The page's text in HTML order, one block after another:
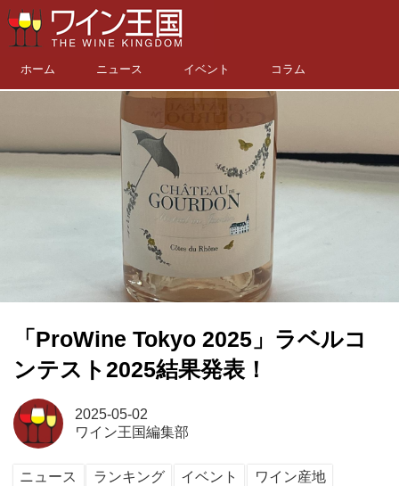
ホーム ニュース イベント コラム
「ProWine Tokyo 2025」ラベルコ
ンテスト2025結果発表！
2025-05-02
ワイン王国編集部
ニュース ランキング イベント ワイン産地